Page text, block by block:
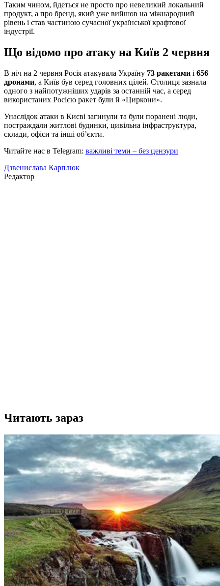
Таким чином, йдеться не просто про невеликий локальний
продукт, а про бренд, який уже вийшов на міжнародний
рівень і став частиною сучасної української крафтової
індустрії.
Що відомо про атаку на Київ 2 червня
В ніч на 2 червня Росія атакувала Україну 73 ракетами і 656
дронами, а Київ був серед головних цілей. Столиця зазнала
одного з найпотужніших ударів за останній час, а серед
використаних Росією ракет були й «Циркони».
Унаслідок атаки в Києві загинули та були поранені люди,
постраждали житлові будинки, цивільна інфраструктура,
склади, офіси та інші об’єкти.
Читайте нас в Telegram: важливі теми – без цензури
Дзвенислава Карплюк
Редактор
Читають зараз